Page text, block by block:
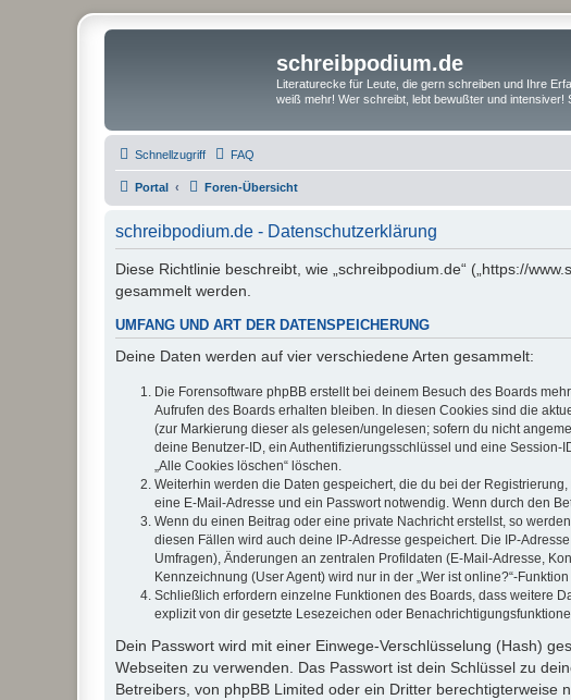
schreibpodium.de
Literaturecke für Leute, die gern schreiben und Ihre
weiß mehr! Wer schreibt, lebt bewußter und
Schnellzugriff FAQ
Portal Foren-Übersicht
schreibpodium.de - Datenschutzerklärung
Diese Richtlinie beschreibt, wie „schreibpodium.de“ („https://
gesammelt werden.
UMFANG UND ART DER DATENSPEICHERUNG
Deine Daten werden auf vier verschiedene Arten gesammelt:
Die Forensoftware phpBB erstellt bei deinem Besuch des Boards
Aufrufen des Boards erhalten bleiben. In diesen Cookies sind die
(zur Markierung dieser als gelesen/ungelesen; sofern du nicht
deine Benutzer-ID, ein Authentifizierungsschlüssel und eine
„Alle Cookies löschen“ löschen.
Weiterhin werden die Daten gespeichert, die du bei der
eine E-Mail-Adresse und ein Passwort notwendig. Wenn durch den
Wenn du einen Beitrag oder eine private Nachricht erstellst, so
diesen Fällen wird auch deine IP-Adresse gespeichert. Die IP-
Umfragen), Änderungen an zentralen Profildaten (E-Mail-Adresse,
Kennzeichnung (User Agent) wird nur in der „Wer ist online?“-
Schließlich erfordern einzelne Funktionen des Boards, dass weitere
explizit von dir gesetzte Lesezeichen oder
Dein Passwort wird mit einer Einwege-Verschlüsselung (Hash)
Webseiten zu verwenden. Das Passwort ist dein Schlüssel zu
Betreibers, von phpBB Limited oder ein Dritter berechtigterweise